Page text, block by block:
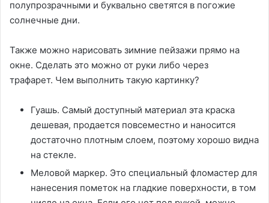
полупрозрачными и буквально светятся в погожие
солнечные дни.
Также можно нарисовать зимние пейзажи прямо на
окне. Сделать это можно от руки либо через
трафарет. Чем выполнить такую картинку?
Гуашь. Самый доступный материал эта краска
дешевая, продается повсеместно и наносится
достаточно плотным слоем, поэтому хорошо видна
на стекле.
Меловой маркер. Это специальный фломастер для
нанесения пометок на гладкие поверхности, в том